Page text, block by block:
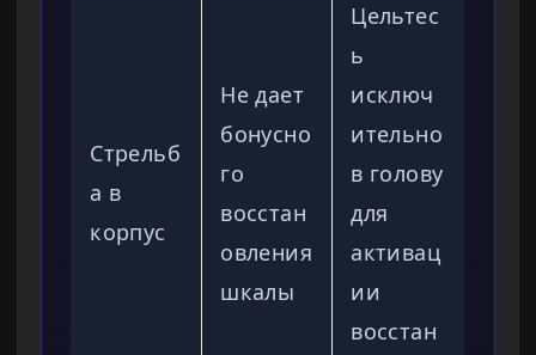
Стрельб
а в
корпус
Не дает
бонусно
го
восстан
овления
шкалы
Цельтес
ь
исключ
ительно
в голову
для
активац
ии
восстан